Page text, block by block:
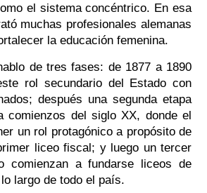
el sistema concéntrico. En esa
muchas profesionales alemanas
la educación femenina.
de tres fases: de 1877 a 1890
rol secundario del Estado con
después una segunda etapa
comienzos del siglo XX, donde el
un rol protagónico a propósito de
liceo fiscal; y luego un tercer
comienzan a fundarse liceos de
largo de todo el país.